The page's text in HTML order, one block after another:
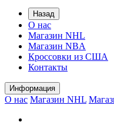
Назад
О нас
Магазин NHL
Магазин NBA
Кроссовки из США
Контакты
Информация
О нас Магазин NHL